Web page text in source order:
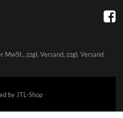
MwSt., zzgl. Versand, zzgl. Versand
by JTL-Shop